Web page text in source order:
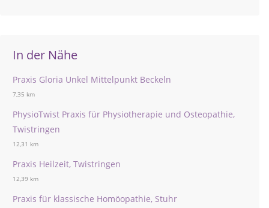
In der Nähe
Praxis Gloria Unkel Mittelpunkt Beckeln
7,35 km
PhysioTwist Praxis für Physiotherapie und Osteopathie,
Twistringen
12,31 km
Praxis Heilzeit, Twistringen
12,39 km
Praxis für klassische Homöopathie, Stuhr